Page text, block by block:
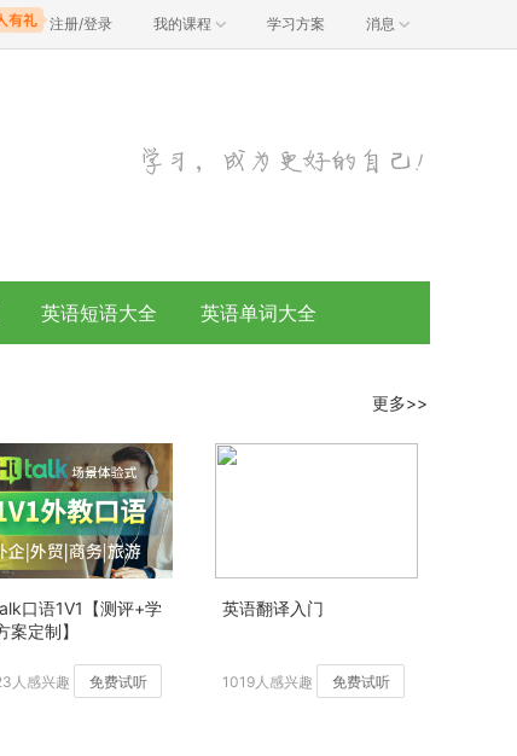
注册/登录 我的课程 学习方案 消息
英语短语大全 英语单词大全
更多>>
口语1V1【测评+学
案定制】
人感兴趣 免费试听
英语翻译入门
1019人感兴趣 免费试听